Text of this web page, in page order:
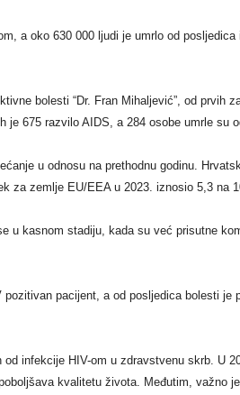
a oko 630 000 ljudi je umrlo od
bolesti “Dr. Fran Mihaljević”, od prvih
675 razvilo AIDS, a 284 osobe umrle su
u odnosu na prethodnu godinu.
za zemlje EU/EEA u 2023. iznosio 5,3 na
kasnom stadiju, kada su već prisutne
pacijent, a od posljedica bolesti je
infekcije HIV-om u zdravstvenu skrb. U
kvalitetu života. Međutim, važno